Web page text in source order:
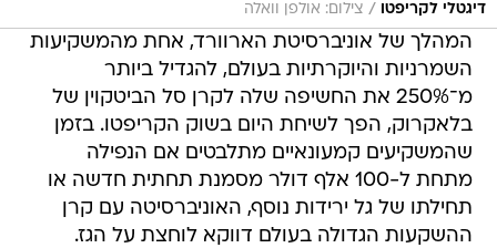
דיגטלי לקריפטו
/ צילום: אולפן וואלה
המהלך של אוניברסיטת הארוורד, אחת מהמשקיעות
השמרניות והיוקרתיות בעולם, להגדיל ביותר
מ־250% את החשיפה שלה לקרן סל הביטקוין של
בלאקרוק, הפך לשיחת היום בשוק הקריפטו. בזמן
שהמשקיעים קמעונאיים מתלבטים אם הנפילה
מתחת ל-100 אלף דולר מסמנת תחתית חדשה או
תחילתו של גל ירידות נוסף, האוניברסיטה עם קרן
ההשקעות הגדולה בעולם דווקא לוחצת על הגז.